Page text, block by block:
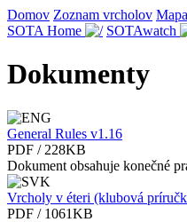
Domov Zoznam vrcholov
SOTA Home
SOTAwatch
Dokumenty
General Rules v1.16
PDF / 228KB
Dokument obsahuje konečné
Vrcholy v éteri (klubová
PDF / 1061KB